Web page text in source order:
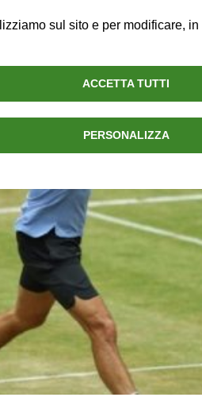
il giovane
sul sito e per modificare,
ACCETTA TUTTI
PERSONALIZZA